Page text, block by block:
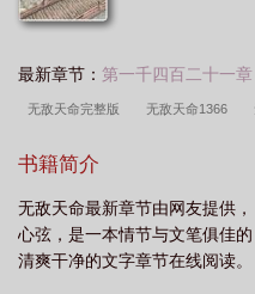
最新章节： 第一千四百二十一
无敌天命完整版 无敌天命1366
书籍简介
无敌天命最新章节由网友提供
心弦，是一本情节与文笔俱佳
清爽干净的文字章节在线阅读。